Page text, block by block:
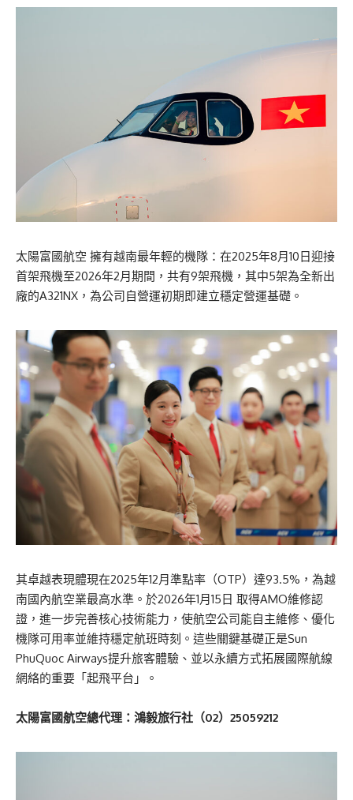
太陽富國航空 擁有越南最年輕的機隊：在2025年8月10日迎接
首架飛機至2026年2月期間，共有9架飛機，其中5架為全新出
廠的A321NX，為公司自營運初期即建立穩定營運基礎。
其卓越表現體現在2025年12月準點率（OTP）達93.5%，為越
南國內航空業最高水準。於2026年1月15日 取得AMO維修認
證，進一步完善核心技術能力，使航空公司能自主維修、優化
機隊可用率並維持穩定航班時刻。這些關鍵基礎正是Sun
PhuQuoc Airways提升旅客體驗、並以永續方式拓展國際航線
網絡的重要「起飛平台」。
太陽富國航空總代理：鴻毅旅行社（02）25059212